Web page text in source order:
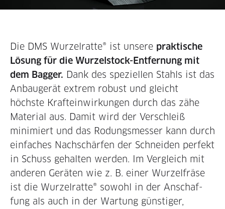
Die DMS Wurzelratte® ist unsere praktische
Lösung für die Wurzelstock-Entfernung mit
dem Bagger. Dank des speziellen Stahls ist das
Anbaugerät extrem robust und gleicht
höchste Krafteinwir­kungen durch das zähe
Material aus. Damit wird der Verschleiß
minimiert und das Rodungsmesser kann durch
einfaches Nachschärfen der Schneiden perfekt
in Schuss gehalten wer­den. Im Vergleich mit
anderen Geräten wie z. B. einer Wur­zelfräse
ist die Wurzelratte® sowohl in der Anschaf­
fung als auch in der Wartung günstiger,